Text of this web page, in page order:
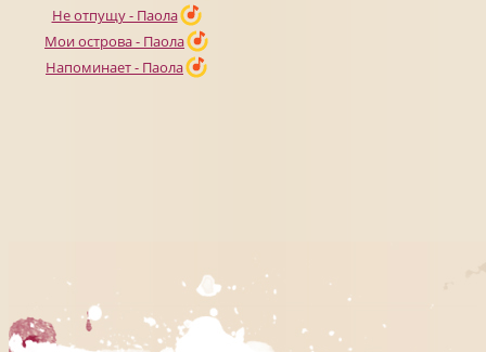
Не отпущу - Паола
Мои острова - Паола
Напоминает - Паола